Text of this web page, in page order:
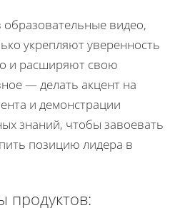
видео,
укрепляют уверенность
и расширяют свою
— делать акцент на
и демонстрации
знаний, чтобы завоевать
позицию лидера в
продуктов: